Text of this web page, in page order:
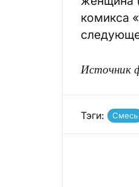
комикса
Тэги: Смесь